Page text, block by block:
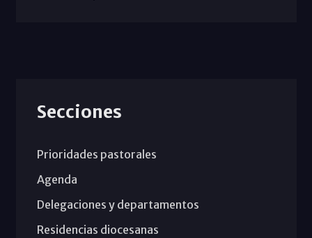
Secciones
Prioridades pastorales
Agenda
Delegaciones y departamentos
Residencias diocesanas